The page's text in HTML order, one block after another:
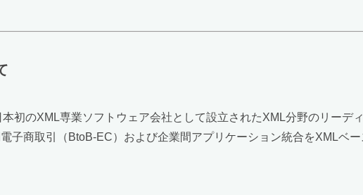
初のXML専業ソフトウェア会社として設立されたXML分野のリーデ
子商取引（BtoB-EC）および企業間アプリケーション統合をXMLベ